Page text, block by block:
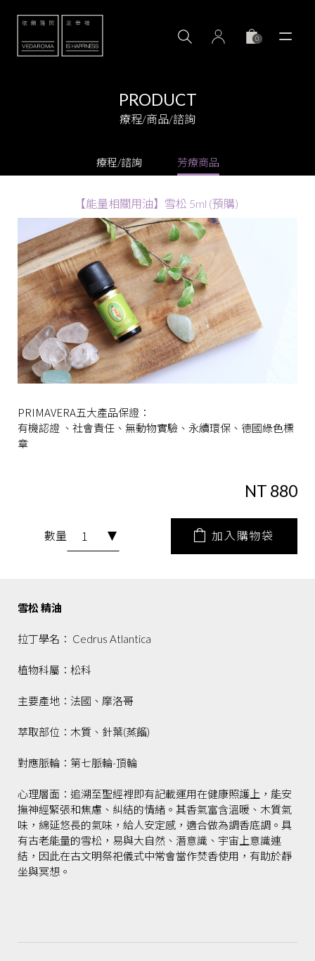
0
PRODUCT
療程/商品/諮詢
療程/諮詢 芳療商品
【能量相關用油】雪松 5ml (預購)
PRIMAVERA五大產品保證：
有機認證 、社會責任、無動物實驗、永續環保、德國綠色標
章
NT 880
數量 加入購物袋
雪松 精油
拉丁學名： Cedrus Atlantica
植物科屬：松科
主要產地：法國、摩洛哥
萃取部位：木質、針葉(蒸餾)
對應脈輪：第七脈輪-頂輪
心理層面：追溯至聖經裡即有記載運用在健康照護上，能安
撫神經緊張和焦慮、糾結的情緒。其香氣富含溫暖、木質氣
味，綿延悠長的氣味，給人安定感，適合做為調香底調。具
有古老能量的雪松，易與大自然、潛意識、宇宙上意識連
結，因此在古文明祭祀儀式中常會當作焚香使用，有助於靜
坐與冥想。